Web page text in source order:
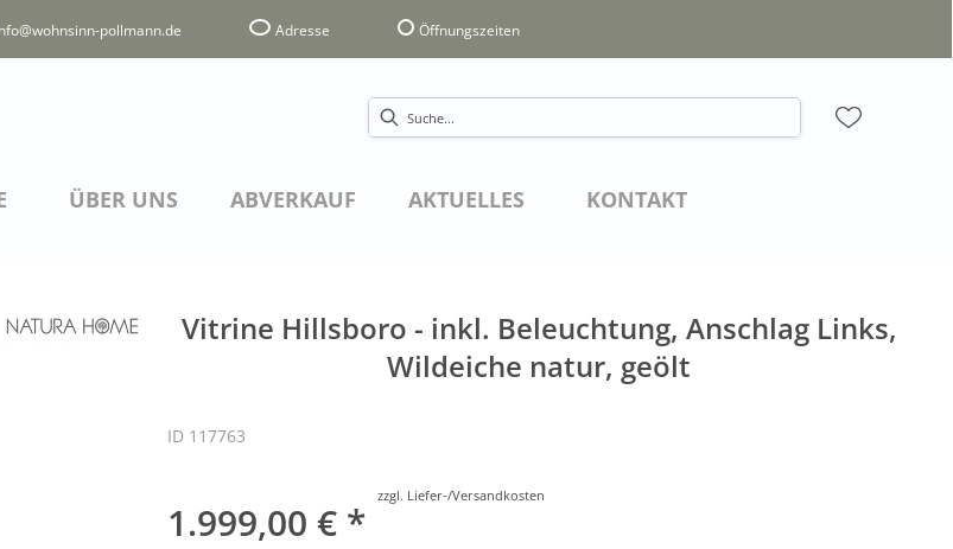
pollmann.de Adresse Öffnungszeiten
ÜBER UNS ABVERKAUF AKTUELLES KONTAKT
Vitrine Hillsboro - inkl. Beleuchtung, Anschlag Links,
Wildeiche natur, geölt
ID 117763
1.999,00 € *
zzgl. Liefer-/Versandkosten